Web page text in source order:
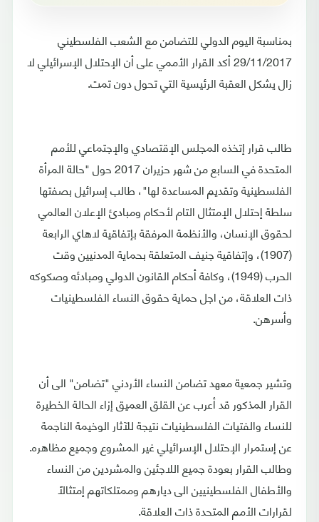
بمناسبة اليوم الدولي للتضامن مع الشعب الفلسطيني
29/11/2017 أكد القرار الأممي على أن الإحتلال الإسرائيلي لا
زال يشكل العقبة الرئيسية التي تحول دون تمت.
طالب قرار إتخذه المجلس الإقتصادي والإجتماعي للأمم
المتحدة في السابع من شهر حزيران 2017 حول "حالة المرأة
الفلسطينية وتقديم المساعدة لها"، طالب إسرائيل بصفتها
سلطة إحتلال الإمتثال التام لأحكام ومبادئ الإعلان العالمي
لحقوق الإنسان، والأنظمة المرفقة بإتفاقية لاهاي الرابعة
(1907)، وإتفاقية جنيف المتعلقة بحماية المدنيين وقت
الحرب (1949)، وكافة أحكام القانون الدولي ومبادئه وصكوكه
ذات العلاقة، من اجل حماية حقوق النساء الفلسطينيات
وأسرهن.
وتشير جمعية معهد تضامن النساء الأردني "تضامن" الى أن
القرار المذكور قد أعرب عن القلق العميق إزاء الحالة الخطيرة
للنساء والفتيات الفلسطينيات نتيجة للآثار الوخيمة الناجمة
عن إستمرار الإحتلال الإسرائيلي غير المشروع وجميع مظاهره.
وطالب القرار بعودة جميع اللاجئين والمشردين من النساء
والأطفال الفلسطينيين الى ديارهم وممتلكاتهم إمتثالاً
لقرارات الأمم المتحدة ذات العلاقة.